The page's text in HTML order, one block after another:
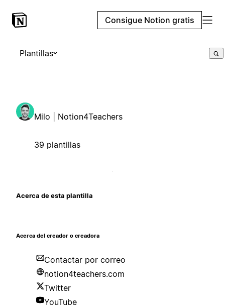
Consigue Notion gratis
Plantillas
Milo | Notion4Teachers
39 plantillas
Acerca de esta plantilla
Acerca del creador o creadora
Contactar por correo
notion4teachers.com
Twitter
YouTube